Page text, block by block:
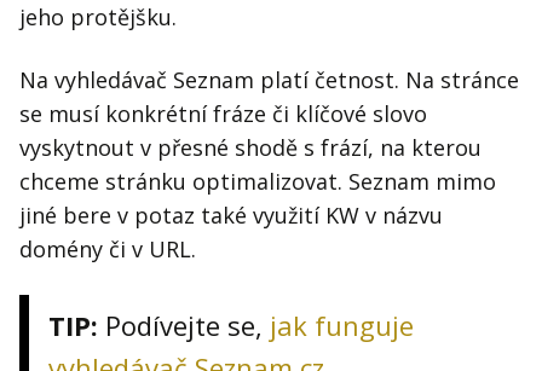
jeho protějšku.
Na vyhledávač Seznam platí četnost. Na stránce
se musí konkrétní fráze či klíčové slovo
vyskytnout v přesné shodě s frází, na kterou
chceme stránku optimalizovat. Seznam mimo
jiné bere v potaz také využití KW v názvu
domény či v URL.
TIP: Podívejte se, jak funguje